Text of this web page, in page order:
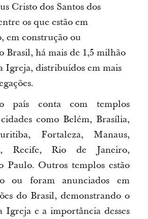
Cristo dos Santos dos
os que estão em
em construção ou
Brasil, há mais de 1,5 milhão
Igreja, distribuídos em mais
país conta com templos
como Belém, Brasília,
Fortaleza, Manaus,
Recife, Rio de Janeiro,
Paulo. Outros templos estão
ou foram anunciados em
do Brasil, demonstrando o
Igreja e a importância desses